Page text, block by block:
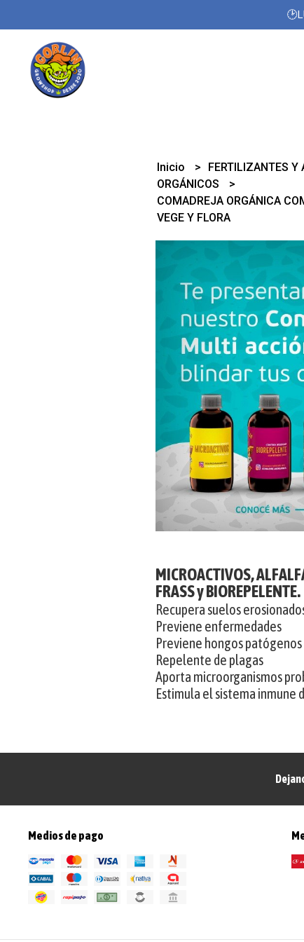
Inicio
FERTILIZANTES Y
ORGÁNICOS
COMADREJA ORGÁNICA
VEGE Y FLORA
MICROACTIVOS,
FRASS y BIOREPELENTE.
Recupera suelos
Previene enfermedades
Previene hongos patógenos
Repelente de plagas
Aporta microorganismos
Estimula el sistema inmune
Medios de pago